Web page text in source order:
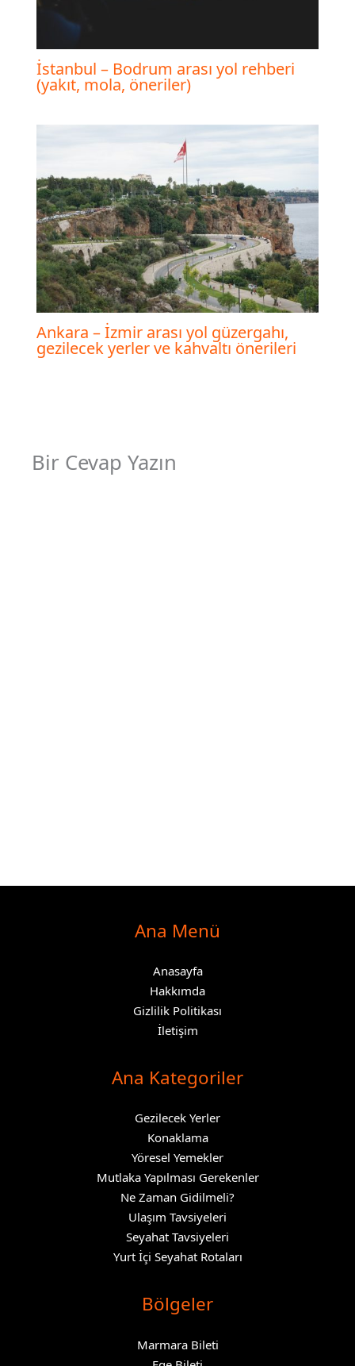
İstanbul – Bodrum arası yol rehberi
(yakıt, mola, öneriler)
Ankara – İzmir arası yol güzergahı,
gezilecek yerler ve kahvaltı önerileri
Bir Cevap Yazın
Ana Menü
Anasayfa
Hakkımda
Gizlilik Politikası
İletişim
Ana Kategoriler
Gezilecek Yerler
Konaklama
Yöresel Yemekler
Mutlaka Yapılması Gerekenler
Ne Zaman Gidilmeli?
Ulaşım Tavsiyeleri
Seyahat Tavsiyeleri
Yurt İçi Seyahat Rotaları
Bölgeler
Marmara Bileti